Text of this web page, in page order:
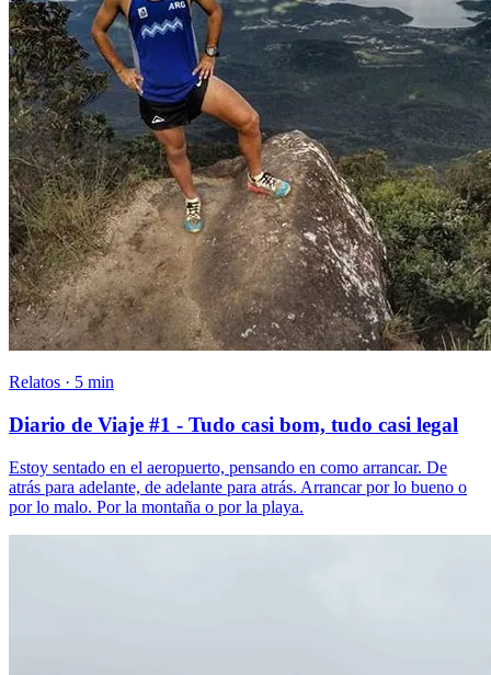
Relatos · 5 min
Diario de Viaje #1 - Tudo casi bom, tudo casi legal
Estoy sentado en el aeropuerto, pensando en como arrancar. De
atrás para adelante, de adelante para atrás. Arrancar por lo bueno o
por lo malo. Por la montaña o por la playa.